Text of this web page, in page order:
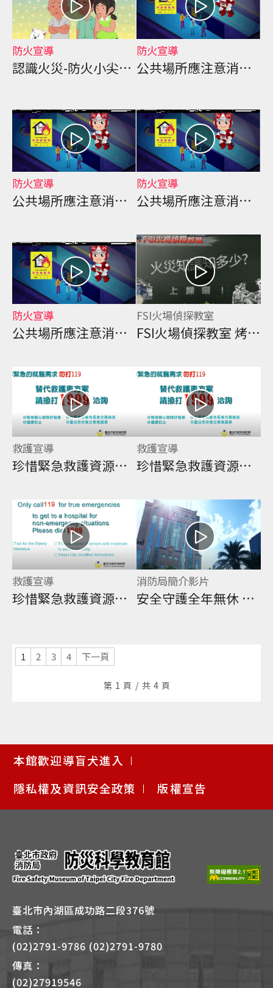
防火宣導
認識火災-防火小尖兵 5分鐘英語版
防火宣導
公共場所應注意消防安全事項 1分鐘國語版
防火宣導
公共場所應注意消防安全事項 1分鐘客語版
防火宣導
公共場所應注意消防安全事項 1分鐘臺語版
防火宣導
公共場所應注意消防安全事項 1分鐘英語版
FSI火場偵探教室
FSI火場偵探教室 烤箱篇
救護宣導
珍惜緊急救護資源，不濫用救護車 台語
救護宣導
珍惜緊急救護資源，不濫用救護車 國語
救護宣導
珍惜緊急救護資源，不濫用救護車 英語
消防局簡介影片
安全守護全年無休 臺北市政府消防局 英語版
1 2 3 4 下一頁
第 1 頁 / 共 4 頁
本館歡迎導盲犬進入
隱私權及資訊安全政策
版權宣告
臺北市內湖區成功路二段376號
電話：
(02)2791-9786 (02)2791-9780
傳真：
(02)27919546